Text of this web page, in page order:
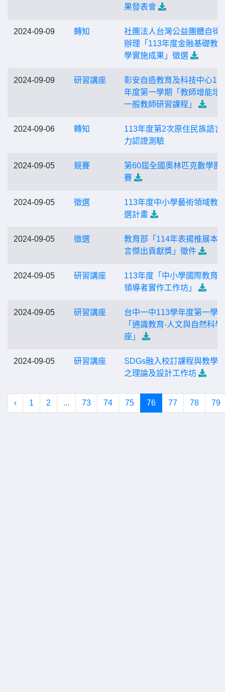
果發表會
2024-09-09 轉知
社團法人台灣公益團體自律
辦理「113年度金融基礎教
學實施成果」徵選
2024-09-09 研習講座
彰安自造教育及科技中心
年度第一學期「教師增能培
一般教師研習課程」
2024-09-06 轉知
113年度第2次原住民族語言
力認證測驗
2024-09-05 競賽
第60屆全國奧林匹克數學團
賽
2024-09-05 徵選
113年度中小學藝術領域教
選計畫
2024-09-05 徵選
教育部「114年表揚推展本
言傑出貢獻獎」徵件
2024-09-05 研習講座
113年度「中小學國際教育
領導者實作工作坊」
2024-09-05 研習講座
台中一中113學年度第一學
「通識教育-人文與自然科學
座」
2024-09-05 研習講座
SDGs融入校訂課程與教學
之理論及設計工作坊
‹ 1 2 ... 73 74 75 76 77 78 79